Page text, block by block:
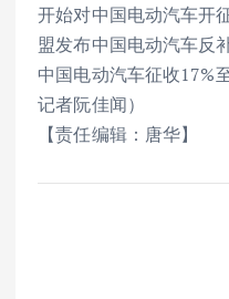
开始对中国电动汽车开
盟发布中国电动汽车反
中国电动汽车征收17%
记者阮佳闻）
【责任编辑：唐华】